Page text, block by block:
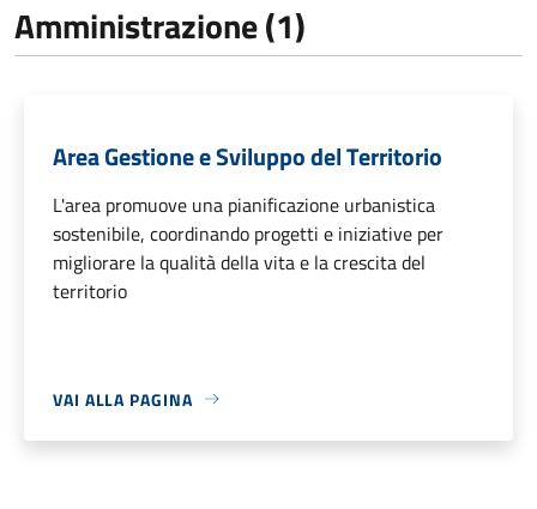
Amministrazione (1)
Area Gestione e Sviluppo del Territorio
L'area promuove una pianificazione urbanistica
sostenibile, coordinando progetti e iniziative per
migliorare la qualità della vita e la crescita del
territorio
VAI ALLA PAGINA